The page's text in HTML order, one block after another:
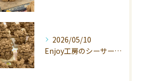
2026/05/10
Enjoy工房のシーサーは、